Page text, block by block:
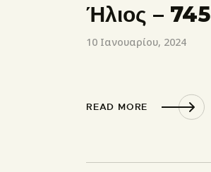
Ήλιος – 745
10 Ιανουαρίου, 2024
READ MORE